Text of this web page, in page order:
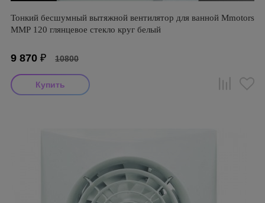
Тонкий бесшумный вытяжной вентилятор для ванной Mmotors
ММР 120 глянцевое стекло круг белый
9 870 ₽ 10800